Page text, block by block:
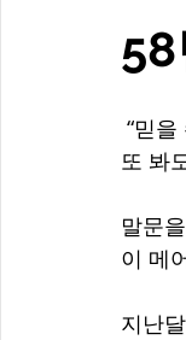
또 봐
말문
이 메
지난